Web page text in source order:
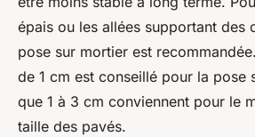
épais ou les allées supportant des
pose sur mortier est
de 1 cm est conseillé pour la pose
que 1 à 3 cm conviennent pour le
taille des pavés.